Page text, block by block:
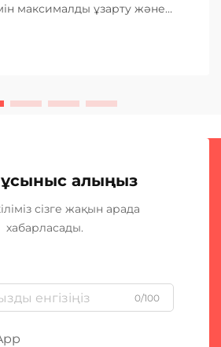
максималды ұзарту және
негізгі шарт. Өнеркәсіптік
ұсыныс алыңыз
сізге жақын арада
хабарласады.
0/100